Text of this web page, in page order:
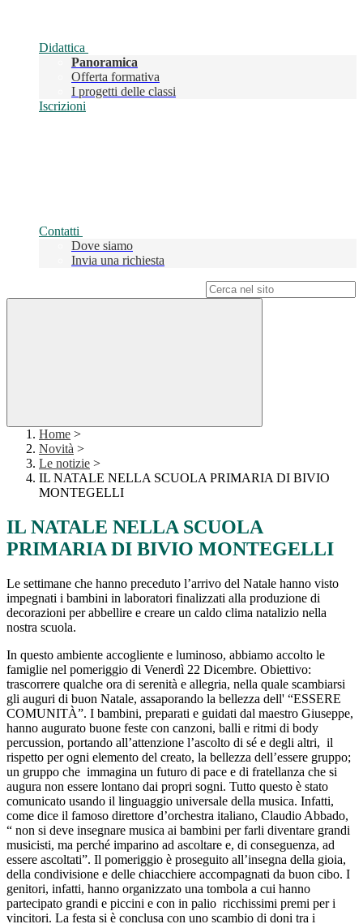
Didattica
Panoramica
Offerta formativa
I progetti delle classi
Iscrizioni
Contatti
Dove siamo
Invia una richiesta
Home >
Novità >
Le notizie >
IL NATALE NELLA SCUOLA PRIMARIA DI BIVIO
MONTEGELLI
IL NATALE NELLA SCUOLA
PRIMARIA DI BIVIO MONTEGELLI
Le settimane che hanno preceduto l’arrivo del Natale hanno visto
impegnati i bambini in laboratori finalizzati alla produzione di
decorazioni per abbellire e creare un caldo clima natalizio nella
nostra scuola.
In questo ambiente accogliente e luminoso, abbiamo accolto le
famiglie nel pomeriggio di Venerdì 22 Dicembre. Obiettivo:
trascorrere qualche ora di serenità e allegria, nella quale scambiarsi
gli auguri di buon Natale, assaporando la bellezza dell' “ESSERE
COMUNITÀ”. I bambini, preparati e guidati dal maestro Giuseppe,
hanno augurato buone feste con canzoni, balli e ritmi di body
percussion, portando all’attenzione l’ascolto di sé e degli altri, il
rispetto per ogni elemento del creato, la bellezza dell’essere gruppo;
un gruppo che immagina un futuro di pace e di fratellanza che si
augura non essere lontano dai propri sogni. Tutto questo è stato
comunicato usando il linguaggio universale della musica. Infatti,
come dice il famoso direttore d’orchestra italiano, Claudio Abbado,
“ non si deve insegnare musica ai bambini per farli diventare grandi
musicisti, ma perché imparino ad ascoltare e, di conseguenza, ad
essere ascoltati”. Il pomeriggio è proseguito all’insegna della gioia,
della condivisione e delle chiacchiere accompagnati da buon cibo. I
genitori, infatti, hanno organizzato una tombola a cui hanno
partecipato grandi e piccini e con in palio ricchissimi premi per i
vincitori. La festa si è conclusa con uno scambio di doni tra i